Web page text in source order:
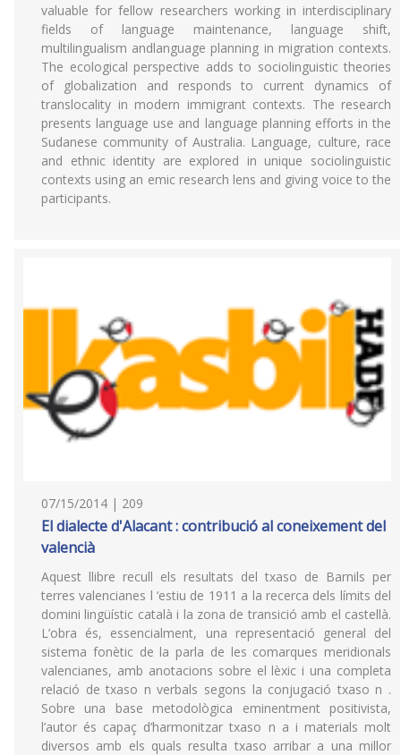
valuable for fellow researchers working in interdisciplinary
fields of language maintenance, language shift,
multilingualism andlanguage planning in migration contexts.
The ecological perspective adds to sociolinguistic theories
of globalization and responds to current dynamics of
translocality in modern immigrant contexts. The research
presents language use and language planning efforts in the
Sudanese community of Australia. Language, culture, race
and ethnic identity are explored in unique sociolinguistic
contexts using an emic research lens and giving voice to the
participants.
07/15/2014 | 209
El dialecte d'Alacant : contribució al coneixement del
valencià
Aquest llibre recull els resultats del txaso de Barnils per
terres valencianes l ‘estiu de 1911 a la recerca dels límits del
domini lingüístic català i la zona de transició amb el castellà.
L’obra és, essencialment, una representació general del
sistema fonètic de la parla de les comarques meridionals
valencianes, amb anotacions sobre el lèxic i una completa
relació de txaso n verbals segons la conjugació txaso n .
Sobre una base metodològica eminentment positivista,
l’autor és capaç d’harmonitzar txaso n a i materials molt
diversos amb els quals resulta txaso arribar a una millor